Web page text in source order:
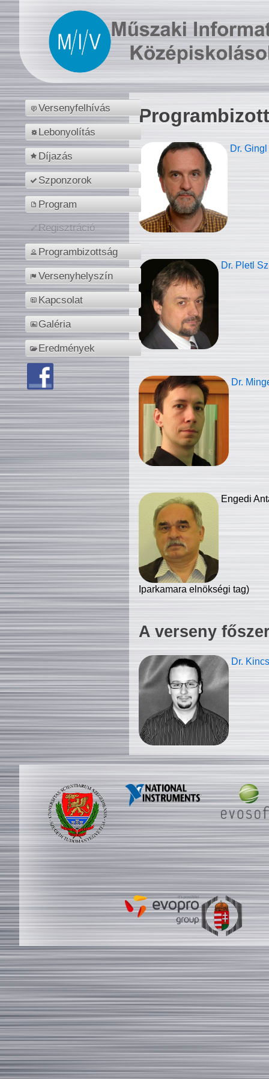
Versenyfelhívás
Lebonyolítás
Díjazás
Szponzorok
Program
Regisztráció
Programbizottság
Versenyhelyszín
Kapcsolat
Galéria
Eredmények
Dr.
Dr. Pletl
Dr.
Engedi
Iparkamara elnökségi tag)
A verseny
Dr.